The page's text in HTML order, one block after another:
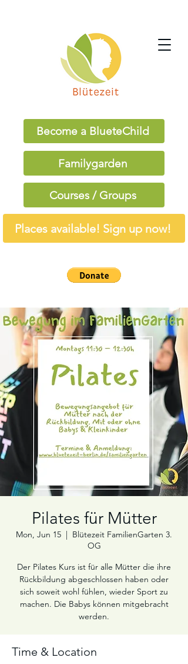
Become a BlueteChild
Familygarden
Courses / Groups
Places available! Sign up now!
Pilates für Mütter
Mon, Jun 15
  |
Blütezeit FamilienGarten 3.
OG
Der Pilates Kurs ist für alle Mütter die ihre
Rückbildung abgeschlossen haben oder
sich soweit wohl fühlen, wieder Sport zu
machen. Die Babys können mitgebracht
werden.
Time & Location